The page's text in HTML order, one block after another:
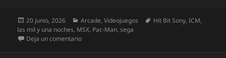
Publicado
el
20 junio, 2026 Categorías
Arcade,Videojuegos Etiquetas
Hit Bit Sony,ICM,
las mil y una noches, MSX, Pac-Man,sega
Deja un comentarioen Ali Baba and the 40 thieves